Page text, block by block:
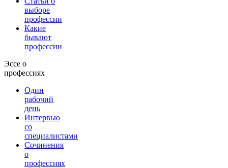
выборе
профессии
Какие
бывают
профессии
Эссе о
профессиях
Один
рабочий
день
Интервью
со
специалистами
Сочинения
о
профессиях